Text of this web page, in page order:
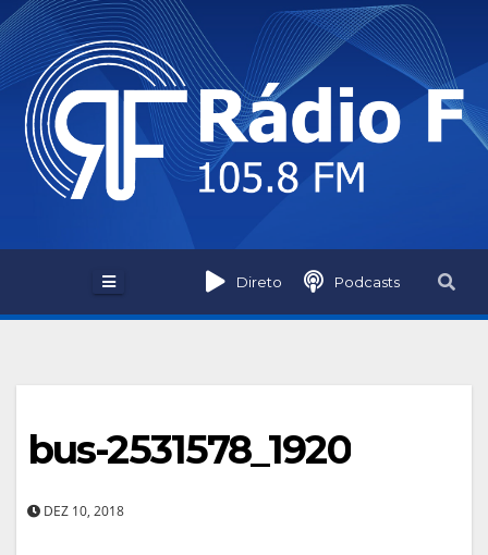
Skip
to
content
Direto Podcasts
bus-2531578_1920
DEZ 10, 2018